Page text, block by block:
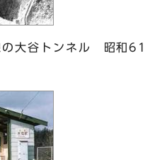
の大谷トンネル 昭和61